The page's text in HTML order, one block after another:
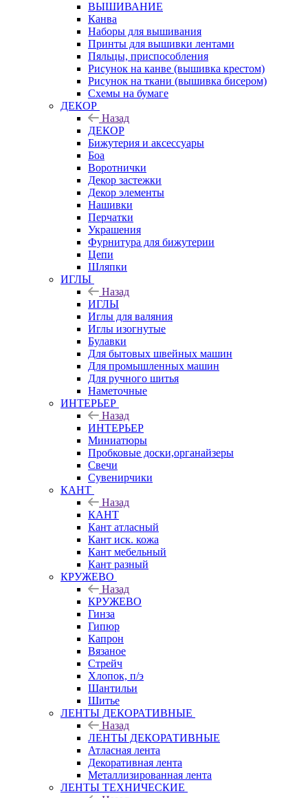
ВЫШИВАНИЕ
Канва
Наборы для вышивания
Принты для вышивки лентами
Пяльцы, приспособления
Рисунок на канве (вышивка крестом)
Рисунок на ткани (вышивка бисером)
Схемы на бумаге
ДЕКОР
Назад
ДЕКОР
Бижутерия и аксессуары
Боа
Воротнички
Декор застежки
Декор элементы
Нашивки
Перчатки
Украшения
Фурнитура для бижутерии
Цепи
Шляпки
ИГЛЫ
Назад
ИГЛЫ
Иглы для валяния
Иглы изогнутые
Булавки
Для бытовых швейных машин
Для промышленных машин
Для ручного шитья
Наметочные
ИНТЕРЬЕР
Назад
ИНТЕРЬЕР
Миниатюры
Пробковые доски,органайзеры
Свечи
Сувенирчики
КАНТ
Назад
КАНТ
Кант атласный
Кант иск. кожа
Кант мебельный
Кант разный
КРУЖЕВО
Назад
КРУЖЕВО
Гинза
Гипюр
Капрон
Вязаное
Стрейч
Хлопок, п/э
Шантильи
Шитье
ЛЕНТЫ ДЕКОРАТИВНЫЕ
Назад
ЛЕНТЫ ДЕКОРАТИВНЫЕ
Атласная лента
Декоративная лента
Металлизированная лента
ЛЕНТЫ ТЕХНИЧЕСКИЕ